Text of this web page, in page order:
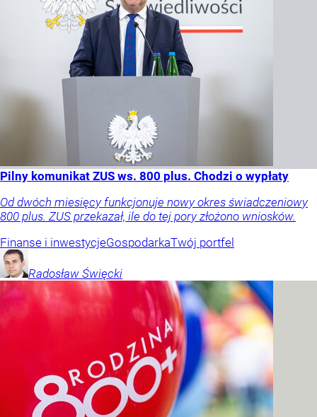
Pilny komunikat ZUS ws. 800 plus. Chodzi o wypłaty
Od dwóch miesięcy funkcjonuje nowy okres świadczeniowy
800 plus. ZUS przekazał, ile do tej pory złożono wniosków.
Finanse i inwestycjeGospodarkaTwój portfel
Radosław Święcki